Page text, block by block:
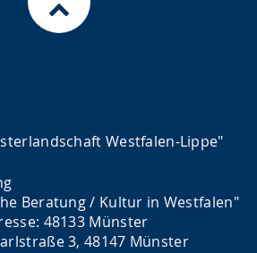
Westfalen-Lippe"
Beratung / Kultur in Westfalen"
48133 Münster
3, 48147 Münster